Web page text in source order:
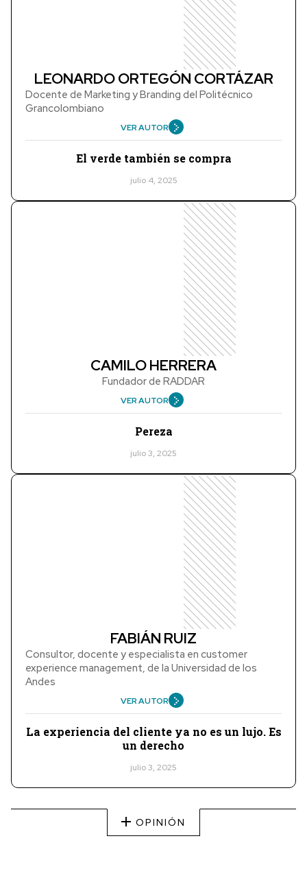
LEONARDO ORTEGÓN CORTÁZAR
Docente de Marketing y Branding del Politécnico
Grancolombiano
VER AUTOR
El verde también se compra
julio 4, 2025
CAMILO HERRERA
Fundador de RADDAR
VER AUTOR
Pereza
julio 3, 2025
FABIÁN RUIZ
Consultor, docente y especialista en customer
experience management, de la Universidad de los
Andes
VER AUTOR
La experiencia del cliente ya no es un lujo. Es
un derecho
julio 3, 2025
OPINIÓN